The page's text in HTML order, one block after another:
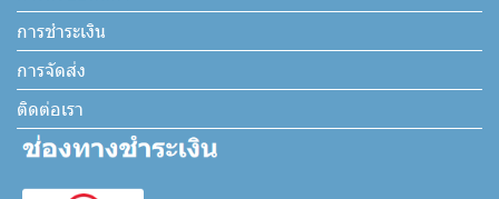
การชำระเงิน
การจัดส่ง
ติดต่อเรา